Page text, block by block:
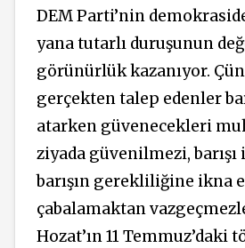
DEM Parti’nin
yana tutarlı duruşunun
görünürlük kazanıyor.
gerçekten talep edenler
atarken güvenecekleri
ziyada güvenilmezi,
barışın gerekliliğine ikna
çabalamaktan
Hozat’ın 11 Temmuz’daki